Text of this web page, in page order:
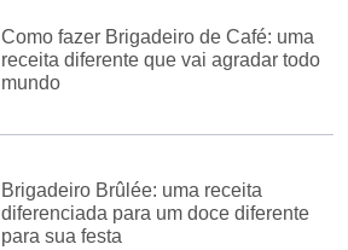
Como fazer Brigadeiro de Café: uma
receita diferente que vai agradar todo
mundo
Brigadeiro Brûlée: uma receita
diferenciada para um doce diferente
para sua festa